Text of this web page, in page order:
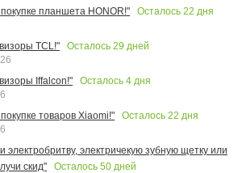
планшета HONOR!"
Осталось 22 дня
TCL!"
Осталось 29 дней
Iffalcon!"
Осталось 4 дня
товаров Xiaomi!"
Осталось 22 дня
электробритву, электричекую зубную щетку или
скид"
Осталось 50 дней